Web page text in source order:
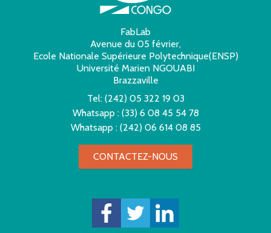
FabLab
Avenue du 05 février,
Ecole Nationale Supérieure Polytechnique(ENSP)
Université Marien NGOUABI
Brazzaville
Tel: (242) 05 322 19 03
Whatsapp : (33) 6 08 45 54 78
Whatsapp : (242) 06 614 08 85
CONTACTEZ-NOUS